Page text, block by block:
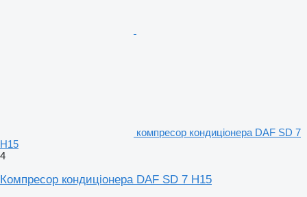
компресор кондиціонера DAF SD 7
H15
4
Компресор кондиціонера DAF SD 7 H15